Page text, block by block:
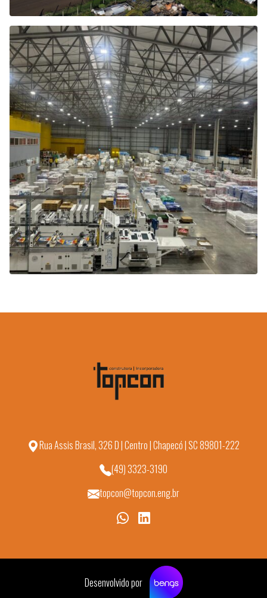
Rua Assis Brasil, 326 D | Centro | Chapecó | SC 89801-222
(49) 3323-3190
topcon@topcon.eng.br
Desenvolvido por